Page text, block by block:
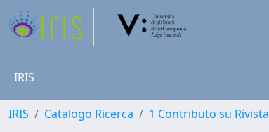
IRIS
IRIS Catalogo Ricerca 1 Contributo su Rivista